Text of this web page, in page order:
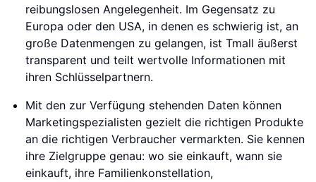
reibungslosen Angelegenheit. Im Gegensatz zu
Europa oder den USA, in denen es schwierig ist, an
große Datenmengen zu gelangen, ist Tmall äußerst
transparent und teilt wertvolle Informationen mit
ihren Schlüsselpartnern.
Mit den zur Verfügung stehenden Daten können
Marketingspezialisten gezielt die richtigen Produkte
an die richtigen Verbraucher vermarkten. Sie kennen
ihre Zielgruppe genau: wo sie einkauft, wann sie
einkauft, ihre Familienkonstellation,